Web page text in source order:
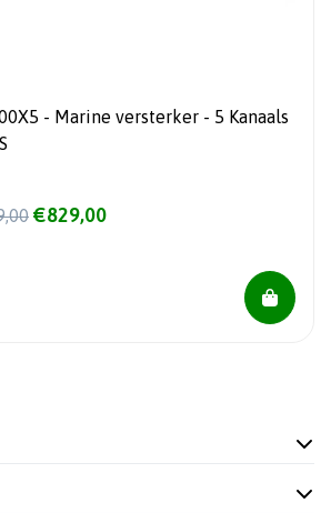
- Marine versterker - 5 Kanaals
€829,00